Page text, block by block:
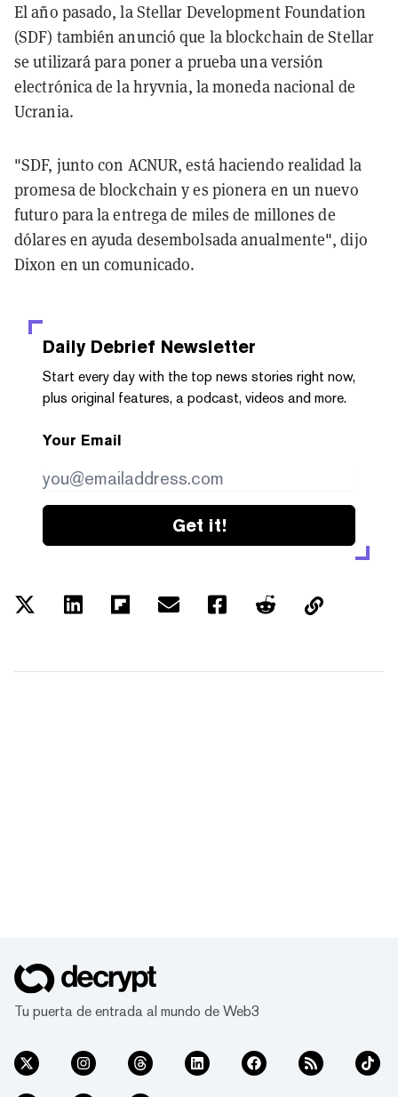
El año pasado, la Stellar Development Foundation
(SDF) también anunció que la blockchain de Stellar
se utilizará para poner a prueba una versión
electrónica de la hryvnia, la moneda nacional de
Ucrania.
"SDF, junto con ACNUR, está haciendo realidad la
promesa de blockchain y es pionera en un nuevo
futuro para la entrega de miles de millones de
dólares en ayuda desembolsada anualmente", dijo
Dixon en un comunicado.
Daily Debrief Newsletter
Start every day with the top news stories right now,
plus original features, a podcast, videos and more.
Your Email
Get it!
Tu puerta de entrada al mundo de Web3